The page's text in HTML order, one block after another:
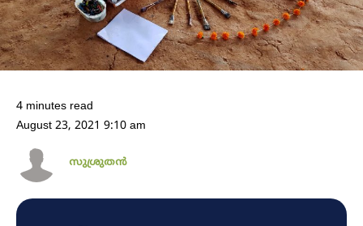
4 minutes read
August 23, 2021 9:10 am
സുശ്രുതൻ